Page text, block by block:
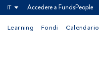
IT Accedere a FundsPeople
Learning Fondi Calendario